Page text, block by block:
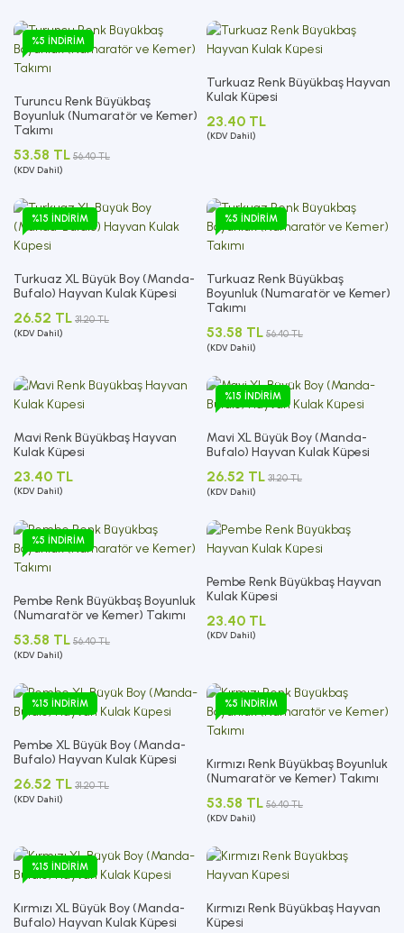
%5 İNDIRIM
Turuncu Renk Büyükbaş
Boyunluk (Numaratör ve Kemer)
Takımı
53.58 TL 56.40 TL
(KDV Dahil)
Turkuaz Renk Büyükbaş Hayvan
Kulak Küpesi
23.40 TL
(KDV Dahil)
%15 İNDIRIM
Turkuaz XL Büyük Boy (Manda-
Bufalo) Hayvan Kulak Küpesi
26.52 TL 31.20 TL
(KDV Dahil)
%5 İNDIRIM
Turkuaz Renk Büyükbaş
Boyunluk (Numaratör ve Kemer)
Takımı
53.58 TL 56.40 TL
(KDV Dahil)
Mavi Renk Büyükbaş Hayvan
Kulak Küpesi
23.40 TL
(KDV Dahil)
%15 İNDIRIM
Mavi XL Büyük Boy (Manda-
Bufalo) Hayvan Kulak Küpesi
26.52 TL 31.20 TL
(KDV Dahil)
%5 İNDIRIM
Pembe Renk Büyükbaş Boyunluk
(Numaratör ve Kemer) Takımı
53.58 TL 56.40 TL
(KDV Dahil)
Pembe Renk Büyükbaş Hayvan
Kulak Küpesi
23.40 TL
(KDV Dahil)
%15 İNDIRIM
Pembe XL Büyük Boy (Manda-
Bufalo) Hayvan Kulak Küpesi
26.52 TL 31.20 TL
(KDV Dahil)
%5 İNDIRIM
Kırmızı Renk Büyükbaş Boyunluk
(Numaratör ve Kemer) Takımı
53.58 TL 56.40 TL
(KDV Dahil)
%15 İNDIRIM
Kırmızı XL Büyük Boy (Manda-
Bufalo) Hayvan Kulak Küpesi
Kırmızı Renk Büyükbaş Hayvan
Küpesi